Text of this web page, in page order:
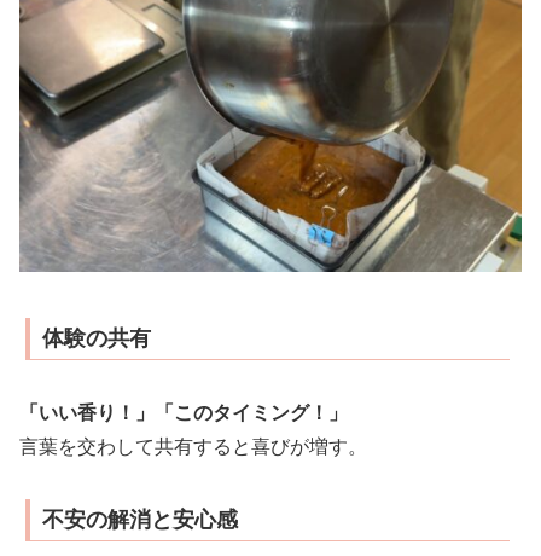
体験の共有
「いい香り！」「このタイミング！」
言葉を交わして共有すると喜びが増す。
不安の解消と安心感